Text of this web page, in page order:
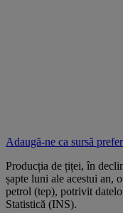
Adaugă-ne ca sursă
Producția de țiței, în
șapte luni ale acestui an,
petrol (tep), potrivit
Statistică (INS).